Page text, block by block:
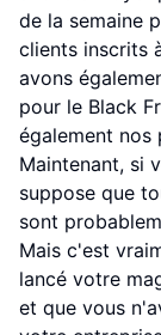
de la semaine
clients inscrits
avons
pour le Black
également
Maintenant, si
suppose que
sont
Mais c'est
lancé votre
et que vous